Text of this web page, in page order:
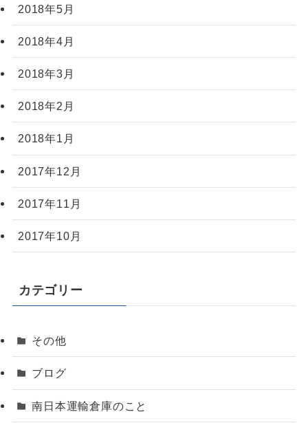
2018年5月
2018年4月
2018年3月
2018年2月
2018年1月
2017年12月
2017年11月
2017年10月
カテゴリー
その他
ブログ
南日本運輸倉庫のこと